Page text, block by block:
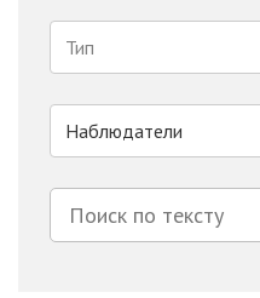
Тип
Наблюдатели